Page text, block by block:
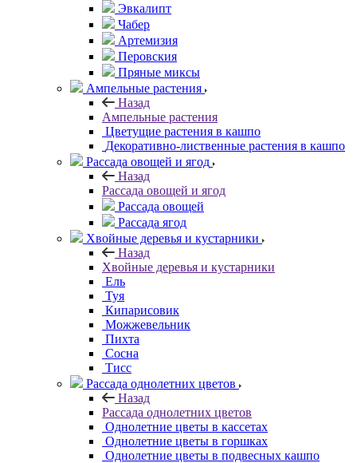
Эвкалипт
Чабер
Артемизия
Перовския
Пряные миксы
Ампельные растения
Назад
Ампельные растения
Цветущие растения в кашпо
Декоративно-лиственные растения в кашпо
Рассада овощей и ягод
Назад
Рассада овощей и ягод
Рассада овощей
Рассада ягод
Хвойные деревья и кустарники
Назад
Хвойные деревья и кустарники
Ель
Туя
Кипарисовик
Можжевельник
Пихта
Сосна
Тисc
Рассада однолетних цветов
Назад
Рассада однолетних цветов
Однолетние цветы в кассетах
Однолетние цветы в горшках
Однолетние цветы в подвесных кашпо